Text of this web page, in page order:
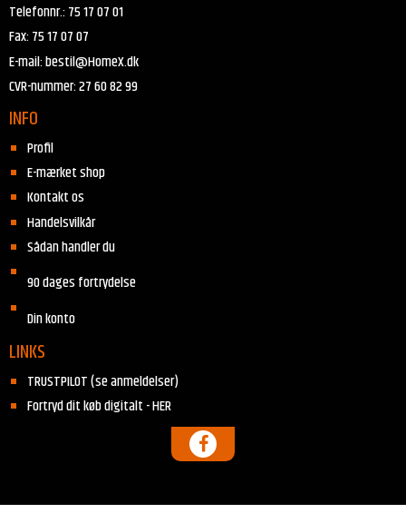
Telefonnr.: 75 17 07 01
Fax: 75 17 07 07
E-mail:bestil@HomeX.dk
CVR-nummer:27 60 82 99
INFO
Profil
E-mærket shop
Kontakt os
Handelsvilkår
Sådan handler du
90 dages fortrydelse
Din konto
LINKS
TRUSTPILOT (se anmeldelser)
Fortryd dit køb digitalt - HER